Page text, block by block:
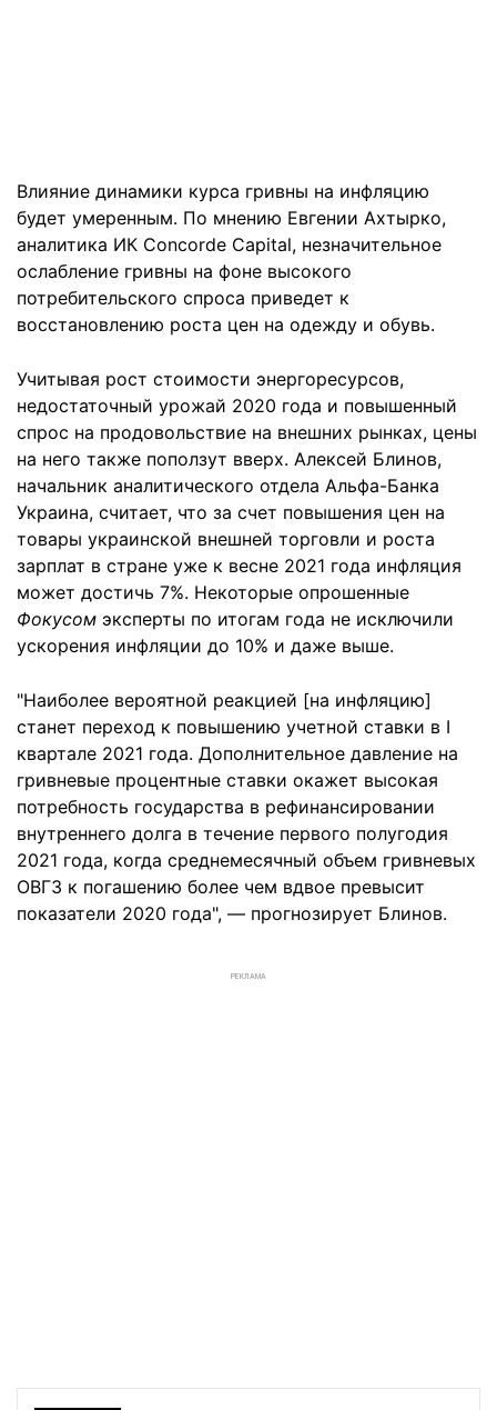
Влияние динамики курса гривны на инфляцию
будет умеренным. По мнению Евгении Ахтырко,
аналитика ИК Concorde Сapital, незначительное
ослабление гривны на фоне высокого
потребительского спроса приведет к
восстановлению роста цен на одежду и обувь.
Учитывая рост стоимости энергоресурсов,
недостаточный урожай 2020 года и повышенный
спрос на продовольствие на внешних рынках, цены
на него также поползут вверх. Алексей Блинов,
начальник аналитического отдела Альфа-Банка
Украина, считает, что за счет повышения цен на
товары украинской внешней торговли и роста
зарплат в стране уже к весне 2021 года инфляция
может достичь 7%. Некоторые опрошенные
Фокусом эксперты по итогам года не исключили
ускорения инфляции до 10% и даже выше.
"Наиболее вероятной реакцией [на инфляцию]
станет переход к повышению учетной ставки в І
квартале 2021 года. Дополнительное давление на
гривневые процентные ставки окажет высокая
потребность государства в рефинансировании
внутреннего долга в течение первого полугодия
2021 года, когда среднемесячный объем гривневых
ОВГЗ к погашению более чем вдвое превысит
показатели 2020 года", — прогнозирует Блинов.
РЕКЛАМА